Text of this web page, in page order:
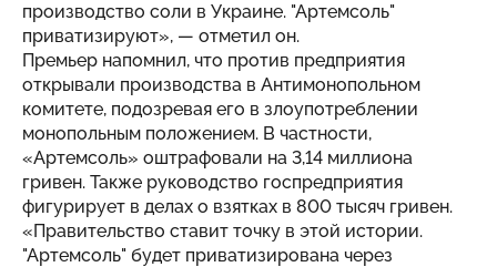
производство соли в Украине. "Артемсоль"
приватизируют», — отметил он.
Премьер напомнил, что против предприятия
открывали производства в Антимонопольном
комитете, подозревая его в злоупотреблении
монопольным положением. В частности,
«Артемсоль» оштрафовали на 3,14 миллиона
гривен. Также руководство госпредприятия
фигурирует в делах о взятках в 800 тысяч гривен.
«Правительство ставит точку в этой истории.
"Артемсоль" будет приватизирована через